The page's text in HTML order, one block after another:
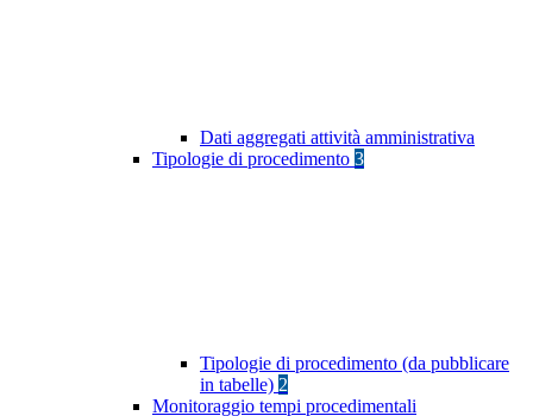
Dati aggregati attività amministrativa
Tipologie di procedimento 3
Tipologie di procedimento (da pubblicare
in tabelle) 2
Monitoraggio tempi procedimentali